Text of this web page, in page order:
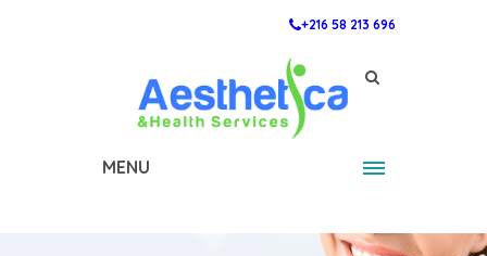
+216 58 213 696
MENU